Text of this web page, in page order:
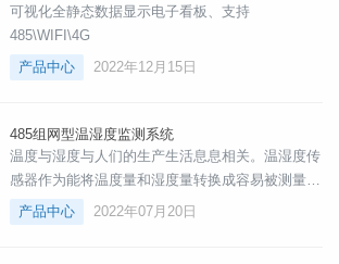
进行实时数据监测，同时还可选配【甲醛】、【氨
气】、【硫化氢】、【氧气】等其他要素。一机多
用，集成度高，10-30vdc宽压供电
可视化全静态数据显示电子看板、支持
485\WIFI\4G
产品中心
2022年12月15日
485组网型温湿度监测系统
温度与湿度与人们的生产生活息息相关。温湿度传
感器作为能将温度量和湿度量转换成容易被测量处
理的电信号的设备或装置，广泛应用于工农业生
产、气象、环保、国防、科研等经常需要对环境或
产品中心 2022年07月20日